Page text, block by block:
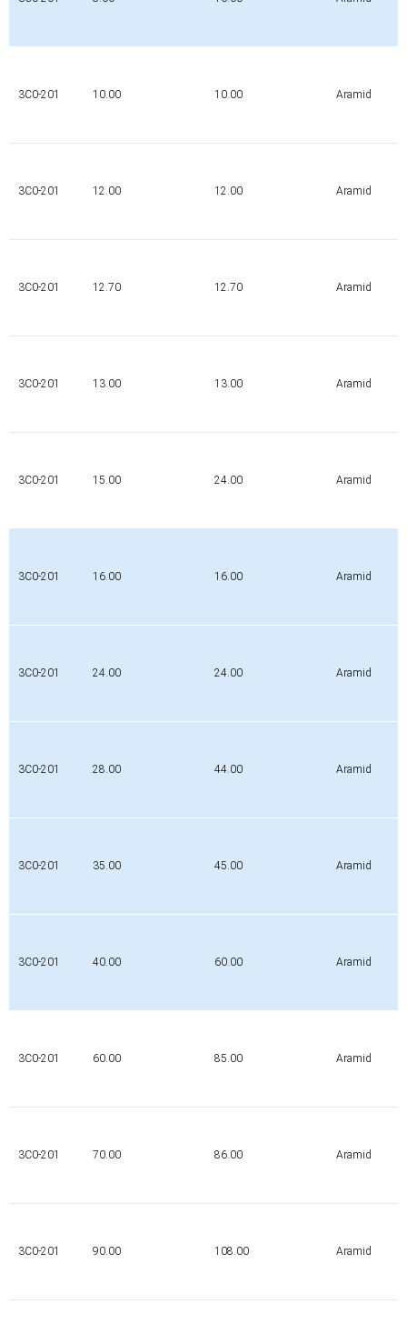
3C0-201 10.00 10.00 Aramid
3C0-201 12.00 12.00 Aramid
3C0-201 12.70 12.70 Aramid
3C0-201 13.00 13.00 Aramid
3C0-201 15.00 24.00 Aramid
3C0-201 16.00 16.00 Aramid
3C0-201 24.00 24.00 Aramid
3C0-201 28.00 44.00 Aramid
3C0-201 35.00 45.00 Aramid
3C0-201 40.00 60.00 Aramid
3C0-201 60.00 85.00 Aramid
3C0-201 70.00 86.00 Aramid
3C0-201 90.00 108.00 Aramid